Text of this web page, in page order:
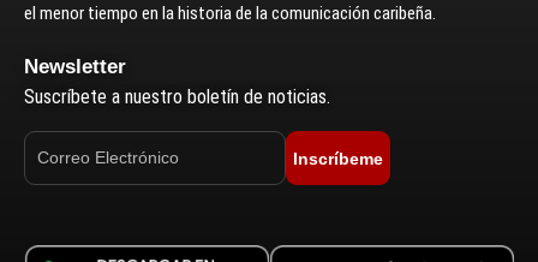
el menor tiempo en la historia de la comunicación caribeña.
Newsletter
Suscríbete a nuestro boletín de noticias.
Inscríbeme